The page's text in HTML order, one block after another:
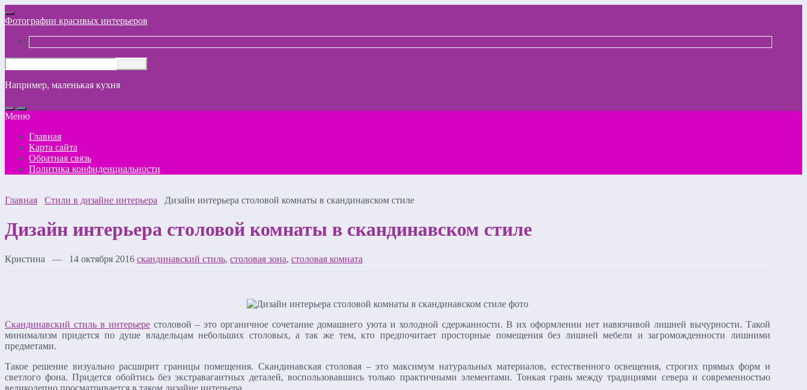
Фотографии красивых интерьеров
Например, маленькая кухня
Меню
Главная
Карта сайта
Обратная связь
Политика конфиденциальности
Главная Стили в дизайне интерьера Дизайн интерьера столовой комнаты в скандинавском стиле
Дизайн интерьера столовой комнаты в скандинавском стиле
Кристина — 14 октября 2016 скандинавский стиль, столовая зона, столовая комната
Скандинавский стиль в интерьерестоловой – это органичное сочетание домашнего уюта и холодной сдержанности. В их оформлении нет навязчивой лишней вычурности. Такой
минимализм придется по душе владельцам небольших столовых, а так же тем, кто предпочитает просторные помещения без лишней мебели и загроможденности лишними
предметами.
Такое решение визуально расширит границы помещения. Скандинавская столовая – это максимум натуральных материалов, естественного освещения, строгих прямых форм и
светлого фона. Придется обойтись без экстравагантных деталей, воспользовавшись только практичными элементами. Тонкая грань между традициями севера и современностью
великолепно просматривается в таком дизайне интерьера.